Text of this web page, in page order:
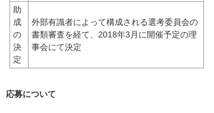
助
成
の
決
定
外部有識者によって構成される選考委員会の
書類審査を経て、2018年3月に開催予定の理
事会にて決定
応募について